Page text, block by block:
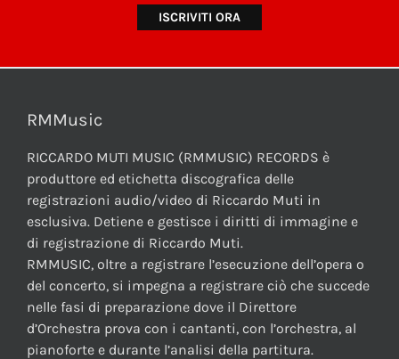
RMMusic
RICCARDO MUTI MUSIC (RMMUSIC) RECORDS è
produttore ed etichetta discografica delle
registrazioni audio/video di Riccardo Muti in
esclusiva. Detiene e gestisce i diritti di immagine e
di registrazione di Riccardo Muti.
RMMUSIC, oltre a registrare l’esecuzione dell’opera o
del concerto, si impegna a registrare ciò che succede
nelle fasi di preparazione dove il Direttore
d’Orchestra prova con i cantanti, con l’orchestra, al
pianoforte e durante l’analisi della partitura.